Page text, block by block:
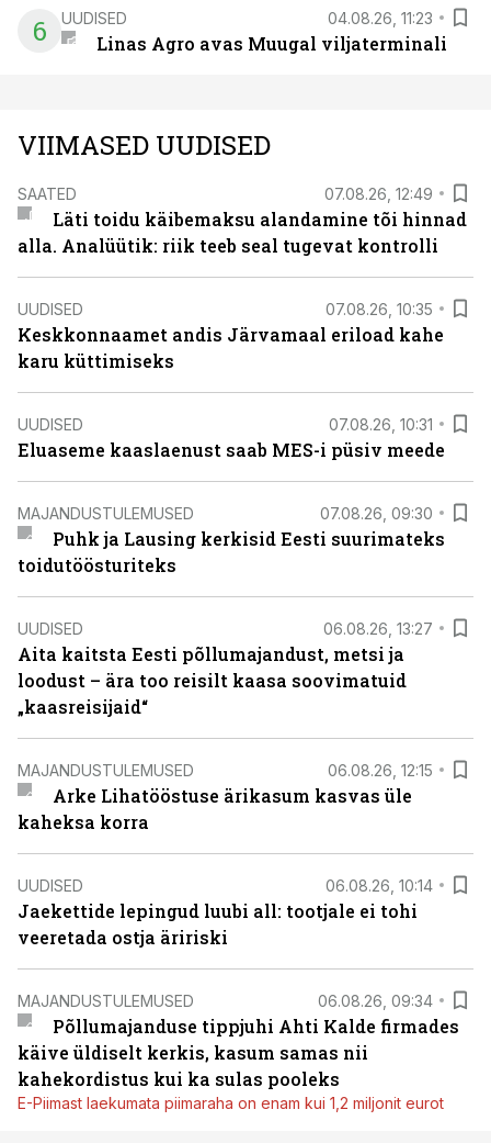
6 UUDISED 04.08.26, 11:23
Linas Agro avas Muugal viljaterminali
VIIMASED UUDISED
SAATED 07.08.26, 12:49
Läti toidu käibemaksu alandamine tõi hinnad
alla. Analüütik: riik teeb seal tugevat kontrolli
UUDISED 07.08.26, 10:35
Keskkonnaamet andis Järvamaal eriload kahe
karu küttimiseks
UUDISED 07.08.26, 10:31
Eluaseme kaaslaenust saab MES-i püsiv meede
MAJANDUSTULEMUSED 07.08.26, 09:30
Puhk ja Lausing kerkisid Eesti suurimateks
toidutöösturiteks
UUDISED 06.08.26, 13:27
Aita kaitsta Eesti põllumajandust, metsi ja
loodust – ära too reisilt kaasa soovimatuid
„kaasreisijaid“
MAJANDUSTULEMUSED 06.08.26, 12:15
Arke Lihatööstuse ärikasum kasvas üle
kaheksa korra
UUDISED 06.08.26, 10:14
Jaekettide lepingud luubi all: tootjale ei tohi
veeretada ostja äririski
MAJANDUSTULEMUSED 06.08.26, 09:34
Põllumajanduse tippjuhi Ahti Kalde firmades
käive üldiselt kerkis, kasum samas nii
kahekordistus kui ka sulas pooleks
E-Piimast laekumata piimaraha on enam kui 1,2 miljonit eurot